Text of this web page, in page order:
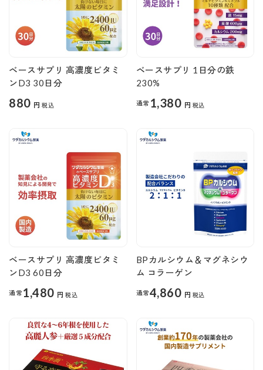
ベースサプリ 高濃度ビタミ
ンD3 30日分
880 円 税込
ベースサプリ 1日分の鉄
230%
通常 1,380 円 税込
ベースサプリ 高濃度ビタミ
ンD3 60日分
通常 1,480 円 税込
BPカルシウム＆マグネシウ
ム コラーゲン
通常4,860 円 税込